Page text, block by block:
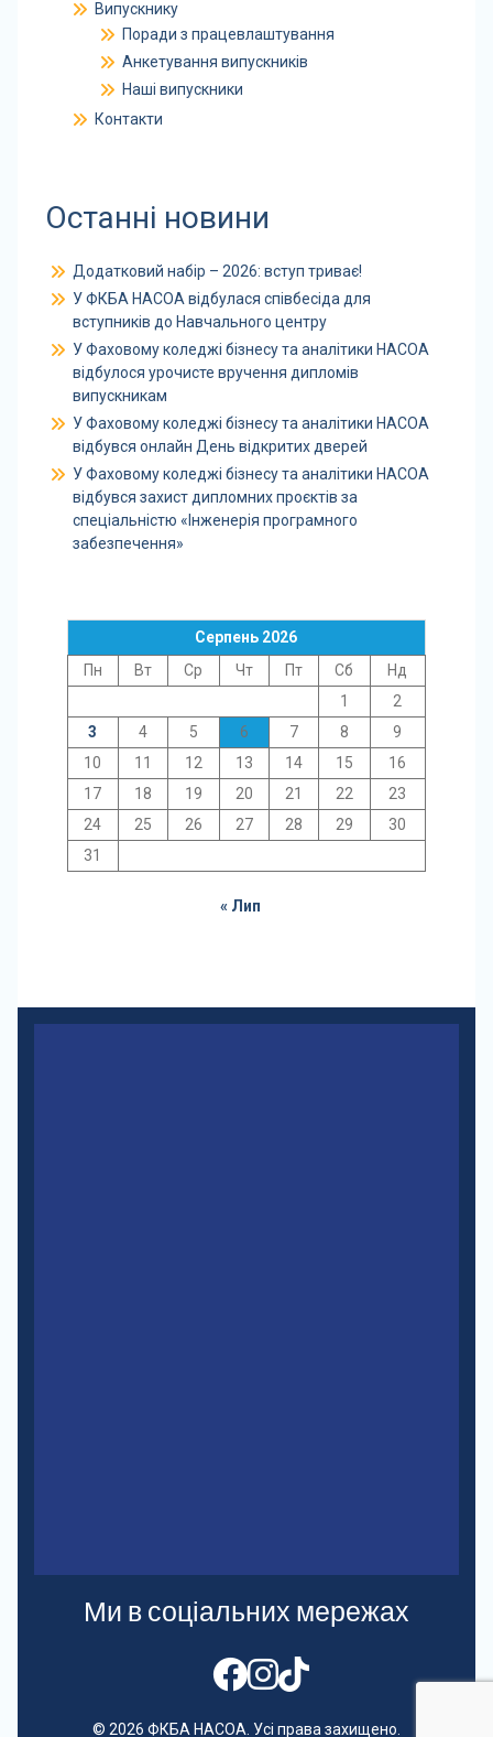
Випускнику
Поради з працевлаштування
Анкетування випускників
Наші випускники
Контакти
Останні новини
Додатковий набір – 2026: вступ триває!
У ФКБА НАСОА відбулася співбесіда для
вступників до Навчального центру
У Фаховому коледжі бізнесу та аналітики НАСОА
відбулося урочисте вручення дипломів
випускникам
У Фаховому коледжі бізнесу та аналітики НАСОА
відбувся онлайн День відкритих дверей
У Фаховому коледжі бізнесу та аналітики НАСОА
відбувся захист дипломних проєктів за
спеціальністю «Інженерія програмного
забезпечення»
Серпень 2026
Пн
Вт Ср Чт Пт Сб
Нд
1
2
3
4 5 6 7 8
9
10
11 12 13 14 15
16
17
18 19 20 21 22
23
24
25 26 27 28 29
30
31
« Лип
Ми в соціальних мережах
© 2026 ФКБА НАСОА. Усі права захищено.